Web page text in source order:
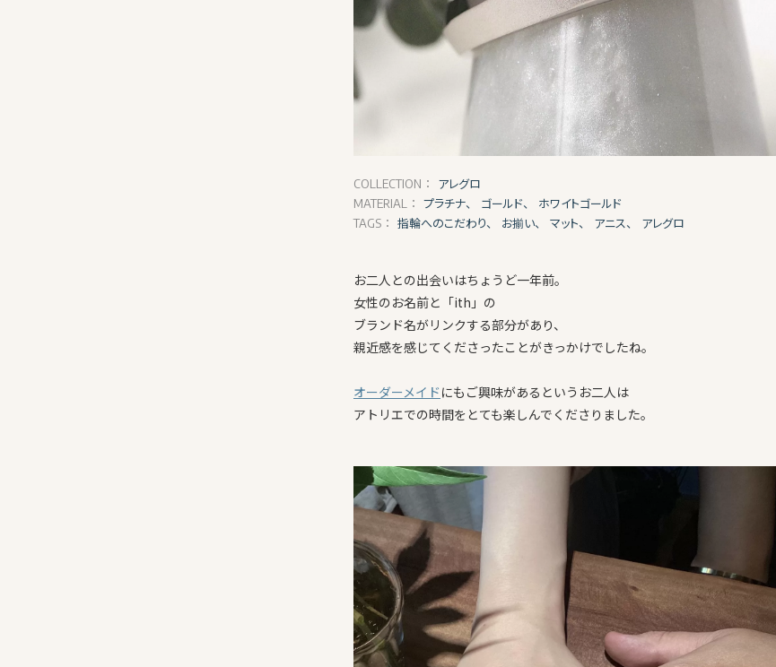
COLLECTION： アレグロ
MATERIAL： プラチナ、 ゴールド、 ホワイトゴールド
TAGS： 指輪へのこだわり、 お揃い、 マット、 アニス、 アレグロ
お二人との出会いはちょうど一年前。
女性のお名前と「ith」の
ブランド名がリンクする部分があり、
親近感を感じてくださったことがきっかけでしたね。
オーダーメイド にもご興味があるというお二人は
アトリエでの時間をとても楽しんでくださりました。